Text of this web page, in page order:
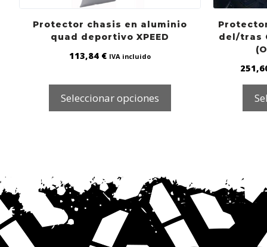
Protector chasis en aluminio
quad deportivo XPEED
113,84 € IVA incluido
Seleccionar opciones
del/tras